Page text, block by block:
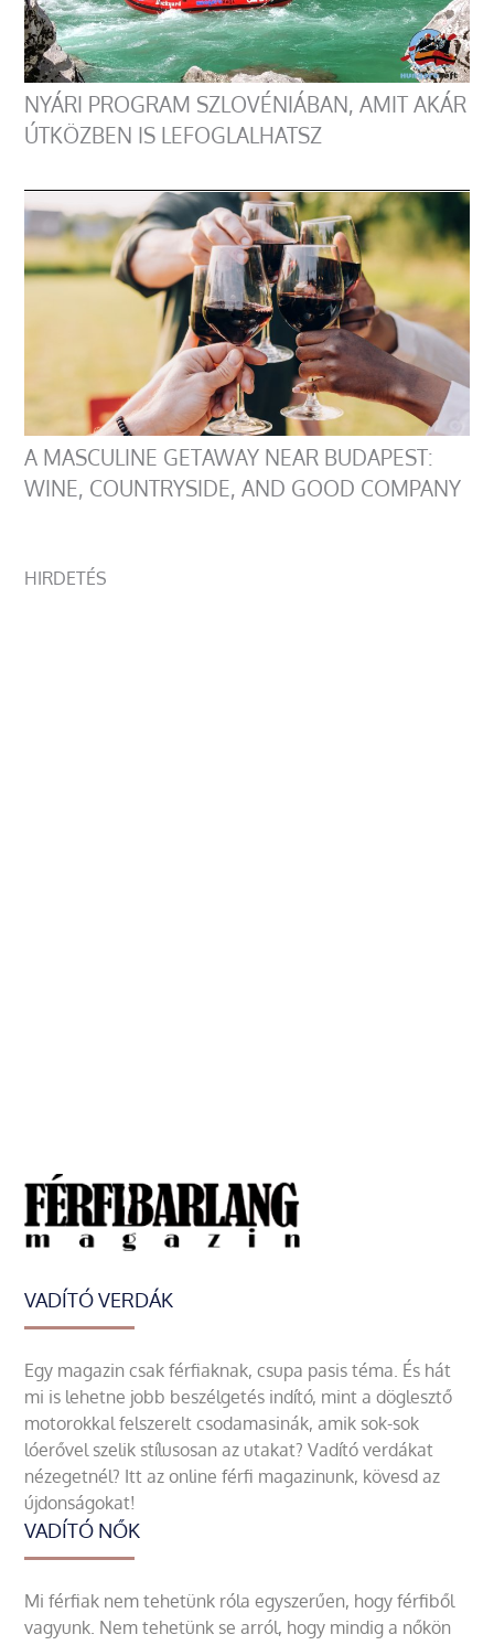
NYÁRI PROGRAM SZLOVÉNIÁBAN, AMIT AKÁR
ÚTKÖZBEN IS LEFOGLALHATSZ
A MASCULINE GETAWAY NEAR BUDAPEST:
WINE, COUNTRYSIDE, AND GOOD COMPANY
HIRDETÉS
VADÍTÓ VERDÁK
Egy magazin csak férfiaknak, csupa pasis téma. És hát
mi is lehetne jobb beszélgetés indító, mint a döglesztő
motorokkal felszerelt csodamasinák, amik sok-sok
lóerővel szelik stílusosan az utakat? Vadító verdákat
nézegetnél? Itt az online férfi magazinunk, kövesd az
újdonságokat!
VADÍTÓ NŐK
Mi férfiak nem tehetünk róla egyszerűen, hogy férfiből
vagyunk. Nem tehetünk se arról, hogy mindig a nőkön